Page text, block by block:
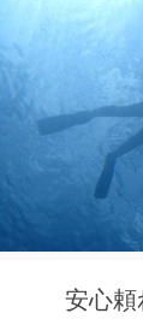
安心頼